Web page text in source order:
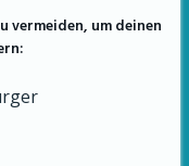
vermeiden, um deinen